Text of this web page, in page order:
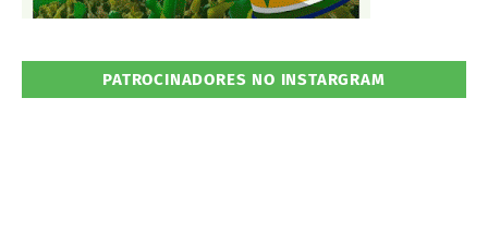
PATROCINADORES NO INSTARGRAM